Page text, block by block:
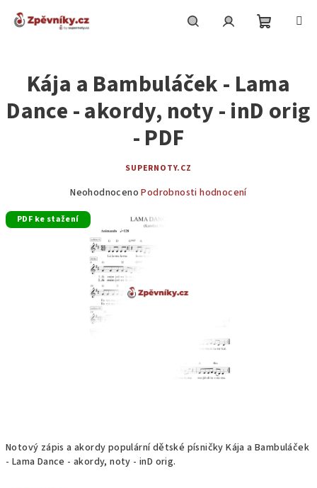
košík
Notový zápis a akordy populární dětské písničky Kája a Bambuláček
- Lama Dance - akordy, noty - inD orig.
Kája a Bambuláček - Lama
Dance - akordy, noty - inD orig
- PDF
SUPERNOTY.CZ
Průměrné
produktu
hvězdiček.
Neohodnoceno Podrobnosti hodnocení
PDF ke stažení